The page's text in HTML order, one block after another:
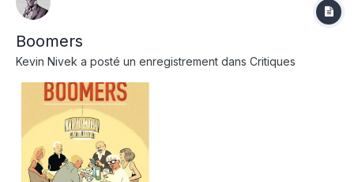
Boomers
Kevin Nivek a posté un enregistrement dans Critiques